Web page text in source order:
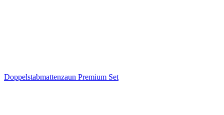
Doppelstabmattenzaun Premium Set